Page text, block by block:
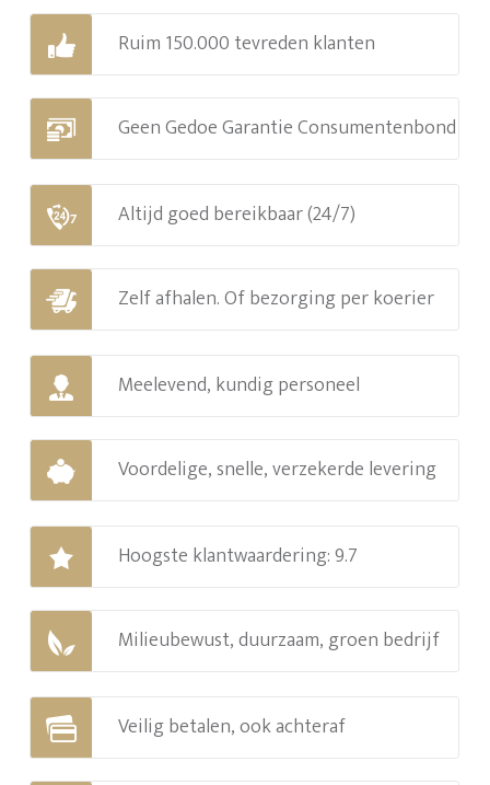
Ruim 150.000 tevreden klanten
Geen Gedoe Garantie Consumentenbond
Altijd goed bereikbaar (24/7)
Zelf afhalen. Of bezorging per koerier
Meelevend, kundig personeel
Voordelige, snelle, verzekerde levering
Hoogste klantwaardering: 9.7
Milieubewust, duurzaam, groen bedrijf
Veilig betalen, ook achteraf